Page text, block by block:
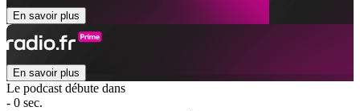
En savoir plus
En savoir plus
Le podcast débute dans
- 0 sec.